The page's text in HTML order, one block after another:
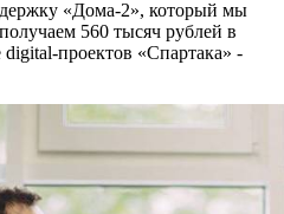
«Дома-2», который мы
560 тысяч рублей в
проектов «Спартака» -